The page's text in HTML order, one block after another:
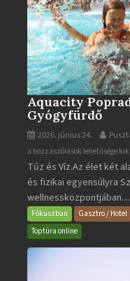
Aquacity
Gyógyfürdő
2026. június 24.
Aquacity
Poprad
·
Wellness
és
Gyógyfürdő
a hozzászólások lehetősége
Tűz és Víz.Az élet két
és fizikai egyensúlyra
wellnessközpontjában....
Fókuszban Gasztro / Hotel
Toptúra online